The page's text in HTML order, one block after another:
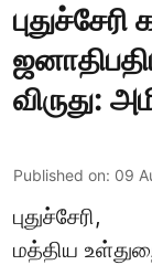
விருது:
Published on: 09
புதுச்சேரி,
மத்திய